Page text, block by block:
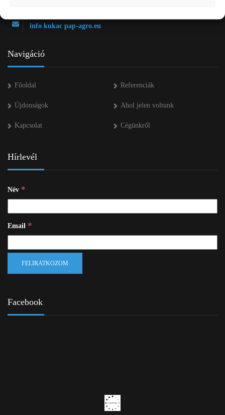
info kukac pap-agro.eu
Navigáció
Főoldal Referenciák
Újdonságok Ahol jelen voltunk
Kapcsolat Cégünkről
Hírlevél
Név *
Email *
Facebook